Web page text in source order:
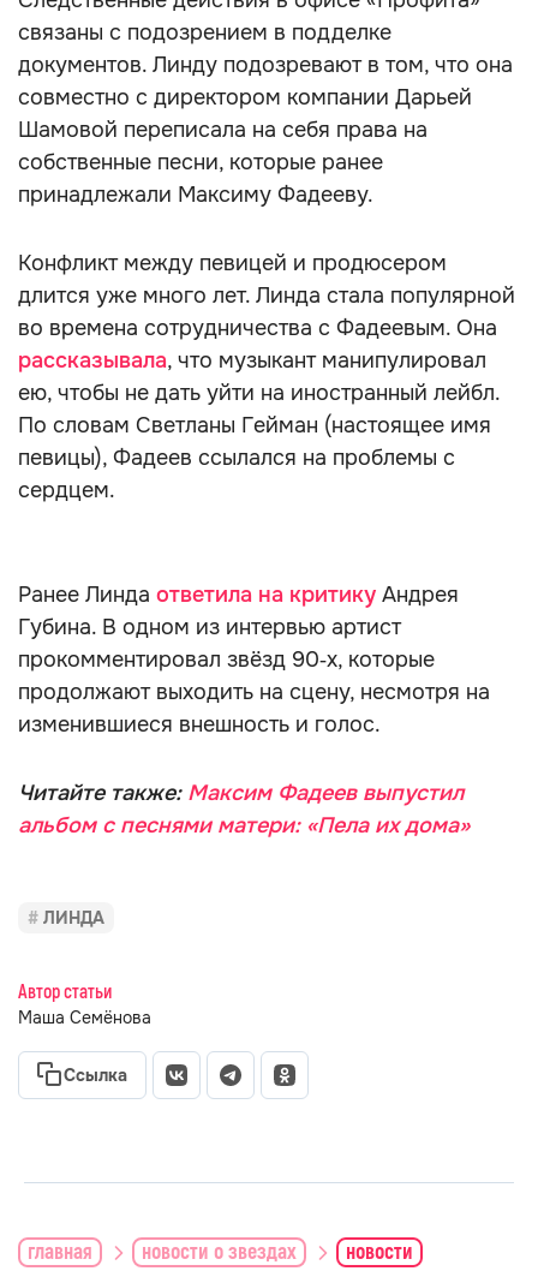
связаны с подозрением в подделке
документов. Линду подозревают в том, что она
совместно с директором компании Дарьей
Шамовой переписала на себя права на
собственные песни, которые ранее
принадлежали Максиму Фадееву.
Конфликт между певицей и продюсером
длится уже много лет. Линда стала популярной
во времена сотрудничества с Фадеевым. Она
рассказывала, что музыкант манипулировал
ею, чтобы не дать уйти на иностранный лейбл.
По словам Светланы Гейман (настоящее имя
певицы), Фадеев ссылался на проблемы с
сердцем.
Ранее Линда ответила на критику Андрея
Губина. В одном из интервью артист
прокомментировал звёзд 90‑х, которые
продолжают выходить на сцену, несмотря на
изменившиеся внешность и голос.
Читайте также: Максим Фадеев выпустил
альбом с песнями матери: «Пела их дома»
ЛИНДА
Автор статьи
Маша Семёнова
Ссылка
главная новости о звездах новости